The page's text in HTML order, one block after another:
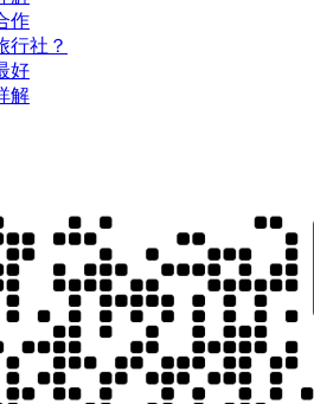
作
行社？
好
解